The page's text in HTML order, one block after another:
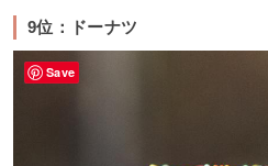
9位：ドーナツ
Save